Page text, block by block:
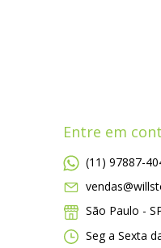
Entre em
(11) 97887-
São Paulo -
Seg a Sexta